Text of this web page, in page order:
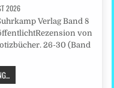
2026
Verlag Band 8
von
26-30 (Band